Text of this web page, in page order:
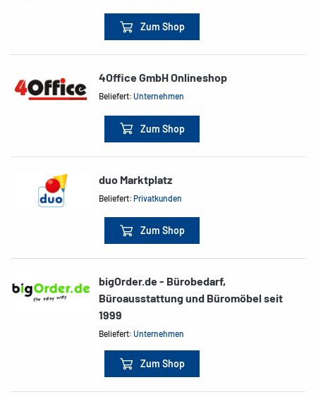
Zum Shop
4Office GmbH Onlineshop
Beliefert:Unternehmen
Zum Shop
duo Marktplatz
Beliefert:Privatkunden
Zum Shop
bigOrder.de - Bürobedarf,
Büroausstattung und Büromöbel seit
1999
Beliefert:Unternehmen
Zum Shop